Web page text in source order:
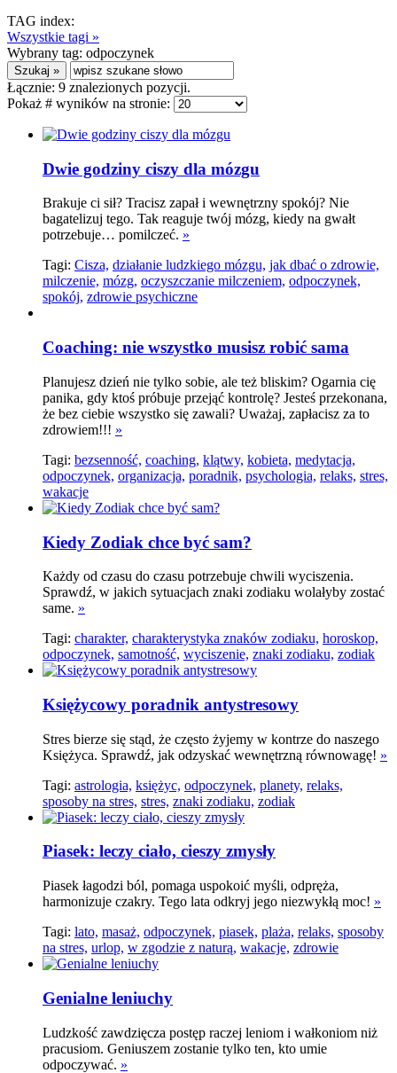
TAG index:
Wszystkie tagi »
Wybrany tag: odpoczynek
Łącznie: 9 znalezionych pozycji.
Pokaż # wyników na stronie:
Dwie godziny ciszy dla mózgu
Brakuje ci sił? Tracisz zapał i wewnętrzny spokój? Nie
bagatelizuj tego. Tak reaguje twój mózg, kiedy na gwałt
potrzebuje… pomilczeć. »
Tagi: Cisza, działanie ludzkiego mózgu, jak dbać o zdrowie,
milczenie, mózg, oczyszczanie milczeniem, odpoczynek,
spokój, zdrowie psychiczne
Coaching: nie wszystko musisz robić sama
Planujesz dzień nie tylko sobie, ale też bliskim? Ogarnia cię
panika, gdy ktoś próbuje przejąć kontrolę? Jesteś przekonana,
że bez ciebie wszystko się zawali? Uważaj, zapłacisz za to
zdrowiem!!! »
Tagi: bezsenność, coaching, klątwy, kobieta, medytacja,
odpoczynek, organizacja, poradnik, psychologia, relaks, stres,
wakacje
Kiedy Zodiak chce być ­­sam?
Każdy od czasu do czasu potrzebuje chwili wyciszenia.
Sprawdź, w jakich sytuacjach znaki zodiaku wolałyby zostać
same. »
Tagi: charakter, charakterystyka znaków zodiaku, horoskop,
odpoczynek, samotność, wyciszenie, znaki zodiaku, zodiak
Księżycowy poradnik antystresowy
Stres bierze się stąd, że często żyjemy w kontrze do naszego
Księżyca. Sprawdź, jak odzyskać wewnętrzną równowagę! »
Tagi: astrologia, księżyc, odpoczynek, planety, relaks,
sposoby na stres, stres, znaki zodiaku, zodiak
Piasek: leczy ciało, cieszy zmysły
Piasek łagodzi ból, pomaga uspokoić myśli, odpręża,
harmonizuje czakry. Tego lata odkryj jego niezwykłą moc! »
Tagi: lato, masaż, odpoczynek, piasek, plaża, relaks, sposoby
na stres, urlop, w zgodzie z naturą, wakacje, zdrowie
Genialne leniuchy
Ludzkość zawdzięcza postęp raczej leniom i wałkoniom niż
pracusiom. Geniuszem zostanie tylko ten, kto umie
odpoczywać. »